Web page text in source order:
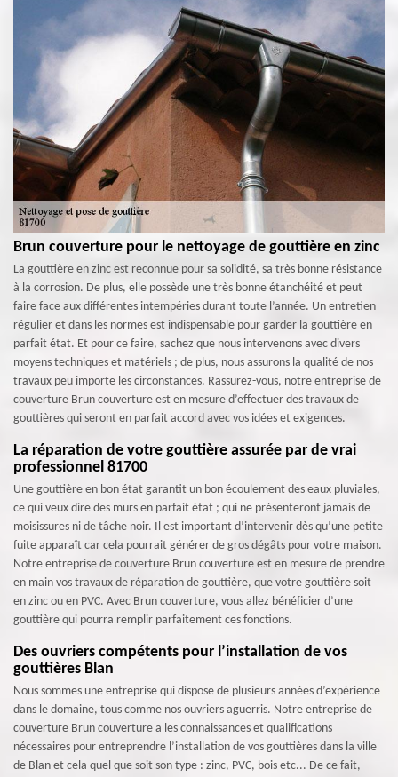
Brun couverture pour le nettoyage de gouttière en zinc
La gouttière en zinc est reconnue pour sa solidité, sa très bonne résistance
à la corrosion. De plus, elle possède une très bonne étanchéité et peut
faire face aux différentes intempéries durant toute l’année. Un entretien
régulier et dans les normes est indispensable pour garder la gouttière en
parfait état. Et pour ce faire, sachez que nous intervenons avec divers
moyens techniques et matériels ; de plus, nous assurons la qualité de nos
travaux peu importe les circonstances. Rassurez-vous, notre entreprise de
couverture Brun couverture est en mesure d’effectuer des travaux de
gouttières qui seront en parfait accord avec vos idées et exigences.
La réparation de votre gouttière assurée par de vrai
professionnel 81700
Une gouttière en bon état garantit un bon écoulement des eaux pluviales,
ce qui veux dire des murs en parfait état ; qui ne présenteront jamais de
moisissures ni de tâche noir. Il est important d’intervenir dès qu’une petite
fuite apparaît car cela pourrait générer de gros dégâts pour votre maison.
Notre entreprise de couverture Brun couverture est en mesure de prendre
en main vos travaux de réparation de gouttière, que votre gouttière soit
en zinc ou en PVC. Avec Brun couverture, vous allez bénéficier d’une
gouttière qui pourra remplir parfaitement ces fonctions.
Des ouvriers compétents pour l’installation de vos
gouttières Blan
Nous sommes une entreprise qui dispose de plusieurs années d’expérience
dans le domaine, tous comme nos ouvriers aguerris. Notre entreprise de
couverture Brun couverture a les connaissances et qualifications
nécessaires pour entreprendre l’installation de vos gouttières dans la ville
de Blan et cela quel que soit son type : zinc, PVC, bois etc... De ce fait,